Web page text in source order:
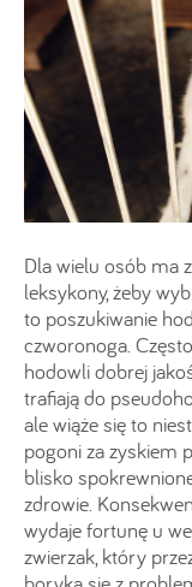
Dla wielu osób ma
leksykony, żeby
to poszukiwanie
czworonoga.
hodowli dobrej
trafiają do
ale wiąże się to
pogoni za zyskiem
blisko
zdrowie.
wydaje fortunę u
zwierzak, który